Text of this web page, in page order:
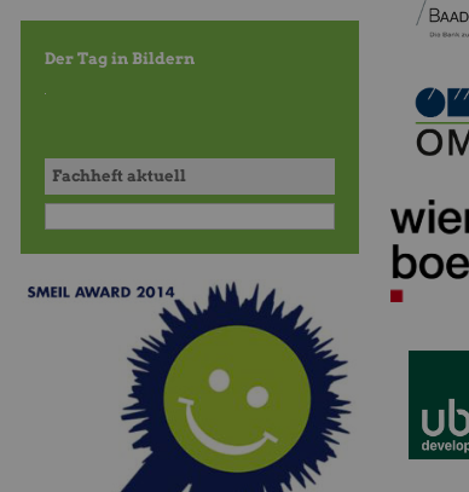
Der Tag in Bildern
Fachheft aktuell